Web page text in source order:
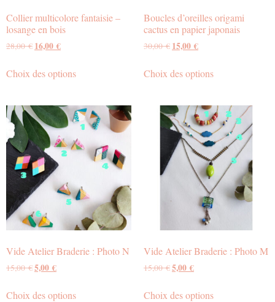
Collier multicolore fantaisie –
losange en bois
28,00€ 16,00€
Choix des options
Boucles d’oreilles origami
cactus en papier japonais
30,00€ 15,00€
Choix des options
Vide Atelier Braderie : Photo N
15,00€5,00€
Choix des options
Vide Atelier Braderie : Photo M
15,00€5,00€
Choix des options